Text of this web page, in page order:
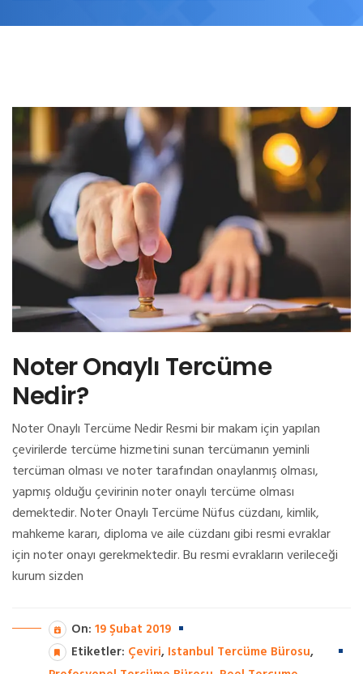
Noter Onaylı Tercüme
Nedir?
Noter Onaylı Tercüme Nedir Resmi bir makam için yapılan
çevirilerde tercüme hizmetini sunan tercümanın yeminli
tercüman olması ve noter tarafından onaylanmış olması,
yapmış olduğu çevirinin noter onaylı tercüme olması
demektedir. Noter Onaylı Tercüme Nüfus cüzdanı, kimlik,
mahkeme kararı, diploma ve aile cüzdanı gibi resmi evraklar
için noter onayı gerekmektedir. Bu resmi evrakların verileceği
kurum sizden
On: 19 Şubat 2019
Etiketler: Çeviri, Istanbul Tercüme Bürosu,